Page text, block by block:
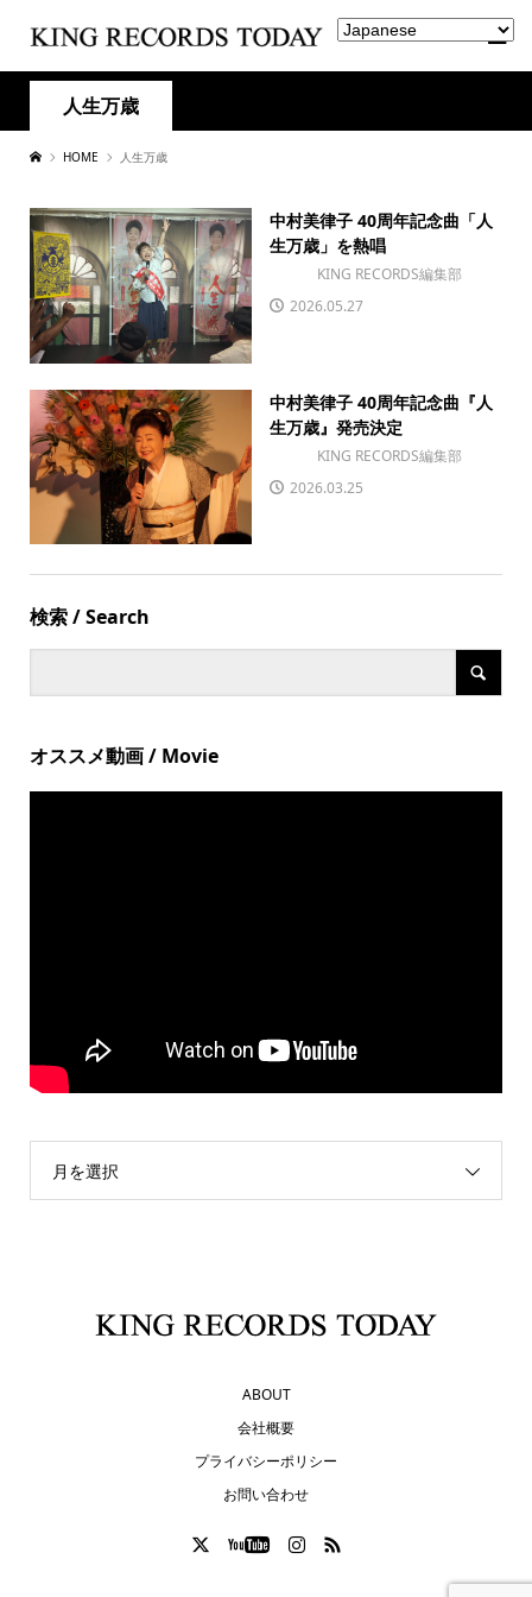
人生万歳
HOME 人生万歳
中村美律子 40周年記念曲「人
生万歳」を熱唱
KING RECORDS編集部
2026.05.27
中村美律子 40周年記念曲『人
生万歳』発売決定
KING RECORDS編集部
2026.03.25
検索 / Search
オススメ動画 / Movie
月を選択
ABOUT
会社概要
プライバシーポリシー
お問い合わせ